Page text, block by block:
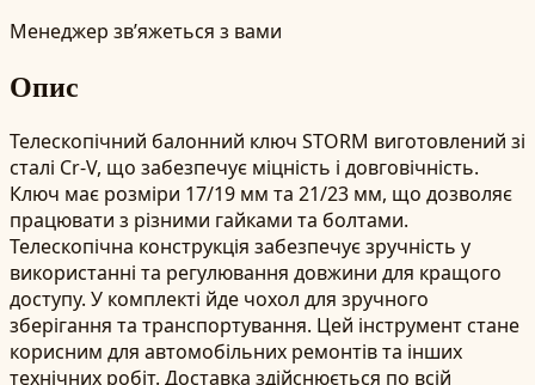
Менеджер зв’яжеться з вами
Опис
Телескопічний балонний ключ STORM виготовлений зі
сталі Cr-V, що забезпечує міцність і довговічність.
Ключ має розміри 17/19 мм та 21/23 мм, що дозволяє
працювати з різними гайками та болтами.
Телескопічна конструкція забезпечує зручність у
використанні та регулювання довжини для кращого
доступу. У комплекті йде чохол для зручного
зберігання та транспортування. Цей інструмент стане
корисним для автомобільних ремонтів та інших
технічних робіт. Доставка здійснюється по всій